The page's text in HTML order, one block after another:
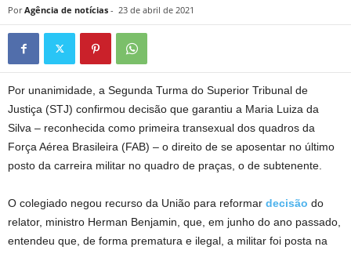
Por Agência de notícias - 23 de abril de 2021
Por unanimidade, a Segunda Turma do Superior Tribunal de
Justiça (STJ) confirmou decisão que garantiu a Maria Luiza da
Silva – reconhecida como primeira transexual dos quadros da
Força Aérea Brasileira (FAB) – o direito de se aposentar no último
posto da carreira militar no quadro de praças, o de subtenente.
O colegiado negou recurso da União para reformar decisão do
relator, ministro Herman Benjamin, que, em junho do ano passado,
entendeu que, de forma prematura e ilegal, a militar foi posta na